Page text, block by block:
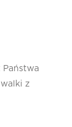
Państwa
z